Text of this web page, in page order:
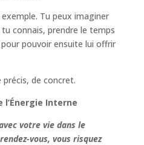
Tu peux imaginer
connais, prendre le temps
pour pouvoir ensuite lui offrir
précis, de concret.
l’Énergie Interne
votre vie dans le
vous, vous risquez